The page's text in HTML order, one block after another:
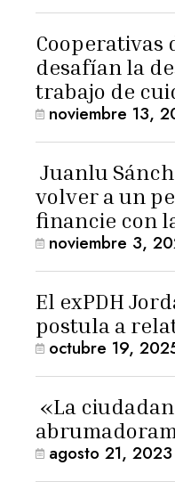
Cooperativas
desafían la
trabajo de
noviembre 13,
Juanlu
volver a un
financie con
los lectores»
noviembre 3,
El exPDH
postula a
octubre 19,
«La
agosto 21, 2023